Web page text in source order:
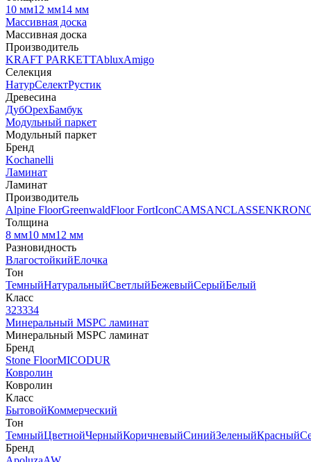
10 мм12 мм14 мм
Массивная доска
Массивная доска
Производитель
KRAFT PARKETTAbluxAmigo
Селекция
НатурСелектРустик
Древесина
ДубОрехБамбук
Модульный паркет
Модульный паркет
Бренд
Kochanelli
Ламинат
Ламинат
Производитель
Alpine FloorGreenwaldFloor FortIconCAMSANCLASSEN
Толщина
8 мм10 мм12 мм
Разновидность
ВлагостойкийЕлочка
Тон
ТемныйНатуральныйСветлыйБежевыйСерыйБелый
Класс
323334
Минеральный MSPC ламинат
Минеральный MSPC ламинат
Бренд
Stone FloorMICODUR
Ковролин
Ковролин
Класс
БытовойКоммерческий
Тон
ТемныйЦветнойЧерныйКоричневыйСинийЗеленыйКрасный
Бренд